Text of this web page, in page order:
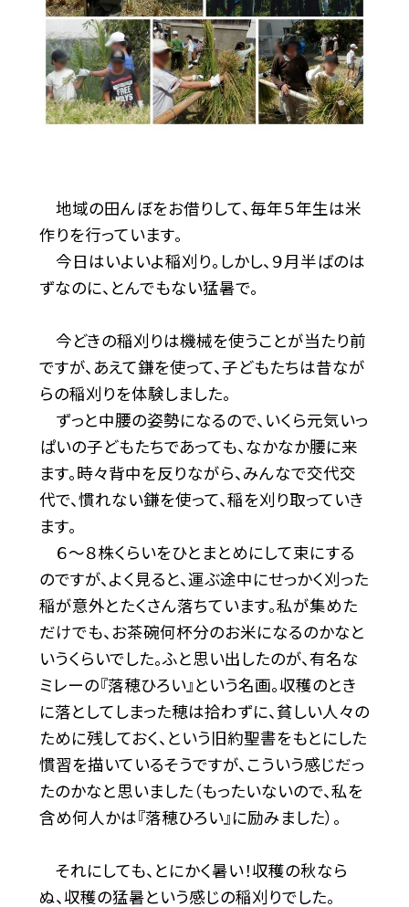
地域の田んぼをお借りして、毎年５年生は米
作りを行っています。
今日はいよいよ稲刈り。しかし、９月半ばのは
ずなのに、とんでもない猛暑で。
今どきの稲刈りは機械を使うことが当たり前
ですが、あえて鎌を使って、子どもたちは昔なが
らの稲刈りを体験しました。
ずっと中腰の姿勢になるので、いくら元気いっ
ぱいの子どもたちであっても、なかなか腰に来
ます。時々背中を反りながら、みんなで交代交
代で、慣れない鎌を使って、稲を刈り取っていき
ます。
６～８株くらいをひとまとめにして束にする
のですが、よく見ると、運ぶ途中にせっかく刈った
稲が意外とたくさん落ちています。私が集めた
だけでも、お茶碗何杯分のお米になるのかなと
いうくらいでした。ふと思い出したのが、有名な
ミレーの『落穂ひろい』という名画。収穫のとき
に落としてしまった穂は拾わずに、貧しい人々の
ために残しておく、という旧約聖書をもとにした
慣習を描いているそうですが、こういう感じだっ
たのかなと思いました（もったいないので、私を
含め何人かは『落穂ひろい』に励みました）。
それにしても、とにかく暑い！収穫の秋なら
ぬ、収穫の猛暑という感じの稲刈りでした。